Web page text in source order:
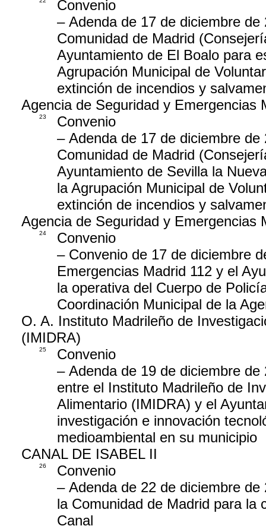
Convenio
– Adenda de 17 de diciembre
Comunidad de Madrid
Ayuntamiento de El Boalo para
Agrupación Municipal de
extinción de incendios y
Agencia de Seguridad y Emergencias
23
Convenio
– Adenda de 17 de diciembre
Comunidad de Madrid
Ayuntamiento de Sevilla la
la Agrupación Municipal de
extinción de incendios y
Agencia de Seguridad y Emergencias
24
Convenio
– Convenio de 17 de diciembre
Emergencias Madrid 112 y el
la operativa del Cuerpo de
Coordinación Municipal de la
O. A. Instituto Madrileño de
(IMIDRA)
25
Convenio
– Adenda de 19 de diciembre
entre el Instituto Madrileño de
Alimentario (IMIDRA) y el
investigación e innovación
medioambiental en su municipio
CANAL DE ISABEL II
26
Convenio
– Adenda de 22 de diciembre
la Comunidad de Madrid para la
Canal